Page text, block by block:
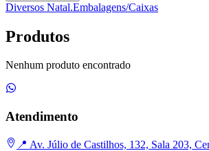
Diversos Natal.Embalagens/Caixas
Produtos
Nenhum produto encontrado
Atendimento
📍 Av. Júlio de Castilhos, 132, Sala 203,